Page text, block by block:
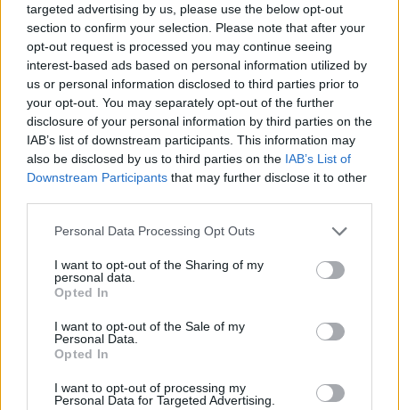
targeted advertising by us, please use the below opt-out
section to confirm your selection. Please note that after your
opt-out request is processed you may continue seeing
interest-based ads based on personal information utilized by
us or personal information disclosed to third parties prior to
your opt-out. You may separately opt-out of the further
disclosure of your personal information by third parties on the
IAB’s list of downstream participants. This information may
also be disclosed by us to third parties on the IAB’s List of
Downstream Participants that may further disclose it to other
Personal Data Processing Opt Outs
I want to opt-out of the Sharing of my
personal data.
Opted In
I want to opt-out of the Sale of my
Personal Data.
Opted In
I want to opt-out of processing my
Personal Data for Targeted Advertising.
Esim for Global
Esim for USA|Esim for Italy| Esim for Spain|Esim